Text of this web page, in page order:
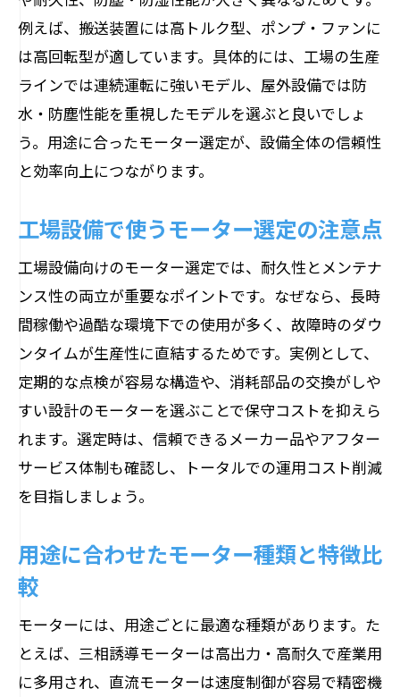
例えば、搬送装置には高トルク型、ポンプ・ファンに
は高回転型が適しています。具体的には、工場の生産
ラインでは連続運転に強いモデル、屋外設備では防
水・防塵性能を重視したモデルを選ぶと良いでしょ
う。用途に合ったモーター選定が、設備全体の信頼性
と効率向上につながります。
工場設備で使うモーター選定の注意点
工場設備向けのモーター選定では、耐久性とメンテナ
ンス性の両立が重要なポイントです。なぜなら、長時
間稼働や過酷な環境下での使用が多く、故障時のダウ
ンタイムが生産性に直結するためです。実例として、
定期的な点検が容易な構造や、消耗部品の交換がしや
すい設計のモーターを選ぶことで保守コストを抑えら
れます。選定時は、信頼できるメーカー品やアフター
サービス体制も確認し、トータルでの運用コスト削減
を目指しましょう。
用途に合わせたモーター種類と特徴比
較
モーターには、用途ごとに最適な種類があります。た
とえば、三相誘導モーターは高出力・高耐久で産業用
に多用され、直流モーターは速度制御が容易で精密機